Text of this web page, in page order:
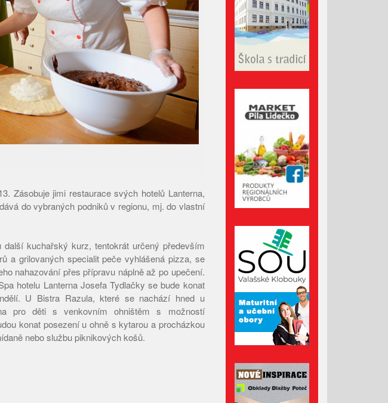
Květen 2024
Duben 2024
Březen 2024
Únor 2024
Listopad 2023
Září 2023
Srpen 2023
Červenec 2023
Červen 2023
Duben 2023
Březen 2023
Únor 2023
Leden 2023
Prosinec 2022
Listopad 2022
Říjen 2022
Srpen 2022
Červenec 2022
Zásobuje jimi restaurace svých hotelů Lanterna,
do vybraných podniků v regionu, mj. do vlastní
kuchařský kurz, tentokrát určený především
a grilovaných specialit peče vyhlášená pizza, se
nahazování přes přípravu náplně až po upečení.
hotelu Lanterna Josefa Tydlačky se bude konat
U Bistra Razula, které se nachází hned u
pro děti s venkovním ohništěm s možností
konat posezení u ohně s kytarou a procházkou
nebo službu piknikových košů.